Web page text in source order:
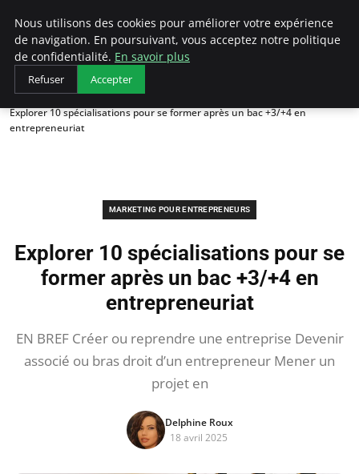
LECFCM
Accueil
Marketing pour entrepreneurs
Explorer 10 spécialisations pour se former après un bac +3/+4 en
entrepreneuriat
MARKETING POUR ENTREPRENEURS
Explorer 10 spécialisations pour se
former après un bac +3/+4 en
entrepreneuriat
EN BREF Créer ou reprendre une entreprise Devenir
associé ou bras droit d’un entrepreneur Mener un
projet en
Delphine Roux
18 avril 2025
Nous utilisons des cookies pour améliorer votre expérience
de navigation. En poursuivant, vous acceptez notre politique
de confidentialité. En savoir plus
Refuser Accepter